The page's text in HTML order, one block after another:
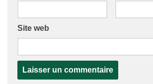
Site web